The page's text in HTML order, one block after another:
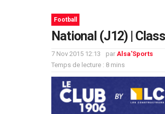
Football
National (J12) |
7 Nov 2015 12:13 par Alsa'Sports
Temps de lecture : 8 mins